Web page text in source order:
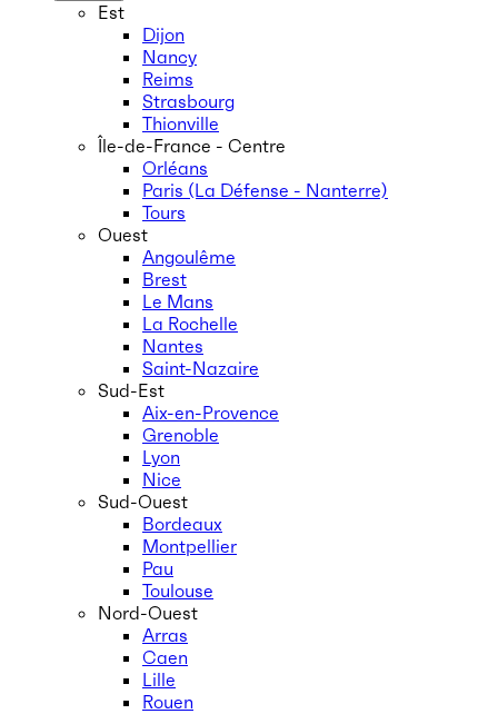
Est
Dijon
Nancy
Reims
Strasbourg
Thionville
Île-de-France - Centre
Orléans
Paris (La Défense - Nanterre)
Tours
Ouest
Angoulême
Brest
Le Mans
La Rochelle
Nantes
Saint-Nazaire
Sud-Est
Aix-en-Provence
Grenoble
Lyon
Nice
Sud-Ouest
Bordeaux
Montpellier
Pau
Toulouse
Nord-Ouest
Arras
Caen
Lille
Rouen